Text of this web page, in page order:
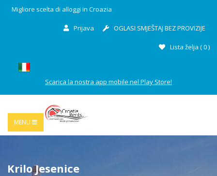
Migliore scelta di alloggi in Croazia
Prijava OGLASI SMJEŠTAJ BEZ PROVIZIJE
Lista želja (0)
Scarica la nostra app mobile nel Play Store!
MENU
Krilo Jesenice